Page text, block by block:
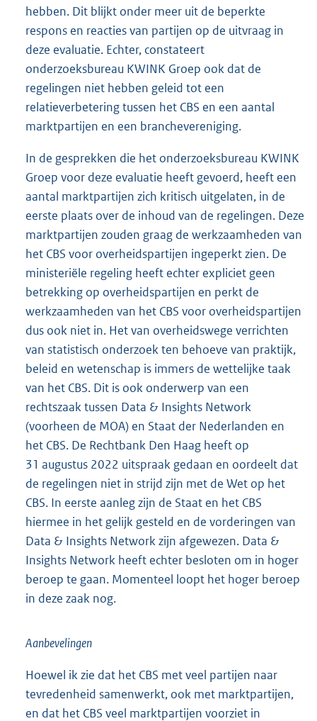
hebben. Dit blijkt onder meer uit de beperkte
respons en reacties van partijen op de uitvraag in
deze evaluatie. Echter, constateert
onderzoeksbureau KWINK Groep ook dat de
regelingen niet hebben geleid tot een
relatieverbetering tussen het CBS en een aantal
marktpartijen en een branchevereniging.
In de gesprekken die het onderzoeksbureau KWINK
Groep voor deze evaluatie heeft gevoerd, heeft een
aantal marktpartijen zich kritisch uitgelaten, in de
eerste plaats over de inhoud van de regelingen. Deze
marktpartijen zouden graag de werkzaamheden van
het CBS voor overheidspartijen ingeperkt zien. De
ministeriële regeling heeft echter expliciet geen
betrekking op overheidspartijen en perkt de
werkzaamheden van het CBS voor overheidspartijen
dus ook niet in. Het van overheidswege verrichten
van statistisch onderzoek ten behoeve van praktijk,
beleid en wetenschap is immers de wettelijke taak
van het CBS. Dit is ook onderwerp van een
rechtszaak tussen Data & Insights Network
(voorheen de MOA) en Staat der Nederlanden en
het CBS. De Rechtbank Den Haag heeft op
31 augustus 2022 uitspraak gedaan en oordeelt dat
de regelingen niet in strijd zijn met de Wet op het
CBS. In eerste aanleg zijn de Staat en het CBS
hiermee in het gelijk gesteld en de vorderingen van
Data & Insights Network zijn afgewezen. Data &
Insights Network heeft echter besloten om in hoger
beroep te gaan. Momenteel loopt het hoger beroep
in deze zaak nog.
Aanbevelingen
Hoewel ik zie dat het CBS met veel partijen naar
tevredenheid samenwerkt, ook met marktpartijen,
en dat het CBS veel marktpartijen voorziet in